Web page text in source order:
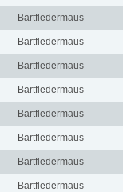
Bartfledermaus
Bartfledermaus
Bartfledermaus
Bartfledermaus
Bartfledermaus
Bartfledermaus
Bartfledermaus
Bartfledermaus